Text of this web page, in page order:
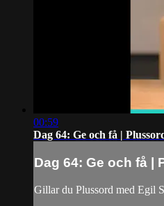
00:59
Dag 64: Ge och få |
Dag 64: Ge och få |
Gillar du Plussord med Egil